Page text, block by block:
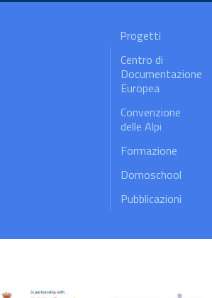
Progetti
Centro di
Documentazione
Europea
Convenzione
delle Alpi
Formazione
Domoschool
Pubblicazioni